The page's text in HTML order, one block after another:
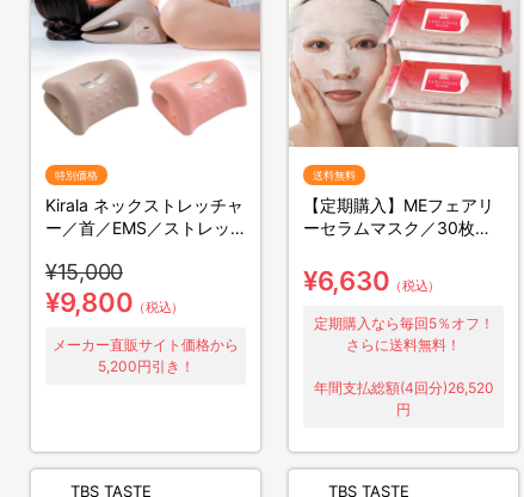
特別価格
Kirala ネックストレッチャ
ー／首／EMS／ストレッ
¥15,000
¥9,800 （税込）
メーカー直販サイト価格から
5,200円引き！
送料無料
【定期購入】MEフェアリ
ーセラムマスク／30枚入
¥6,630 （税込）
定期購入なら毎回5％オフ！
さらに送料無料！
年間支払総額(4回分)26,520
円
TBS TASTE TBS TASTE